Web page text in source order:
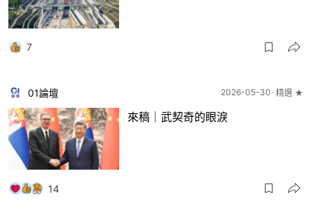
7
01論壇 2026-05-30 精選 ★
來稿｜武契奇的眼淚
14